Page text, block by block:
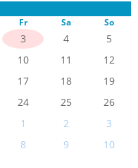
Fr Sa So
3 4
5
10 11
12
17 18
19
24 25
26
1 2
3
8 9 10